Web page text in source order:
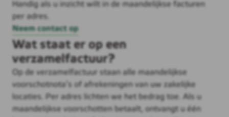
Handig als u inzicht wilt in de maandelijkse facturen
per adres.
Neem contact op
Wat staat er op een
verzamelfactuur?
Op de verzamelfactuur staan alle maandelijkse
voorschotnota’s of afrekeningen van uw zakelijke
locaties. Per adres lichten we het bedrag toe. Als u
maandelijkse voorschotten betaalt, ontvangt u één